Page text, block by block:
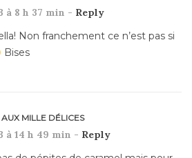
à 8 h 37 min - Reply
Non franchement ce n’est pas si
Bises
MILLE DÉLICES
à 14 h 49 min - Reply